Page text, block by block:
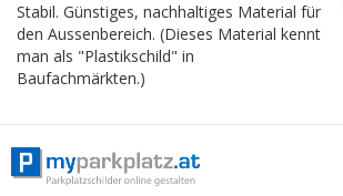
Stabil. Günstiges, nachhaltiges Material für
den Aussenbereich. (Dieses Material kennt
man als "Plastikschild" in
Baufachmärkten.)